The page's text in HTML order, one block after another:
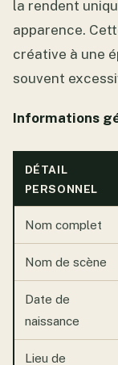
la rendent
apparence.
créative à une
souvent
Informations
DÉTAIL
PERSONNEL
Nom complet
Nom de scène
Date de
naissance
Lieu de